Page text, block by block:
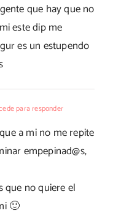
que hay que no
este dip me
es un estupendo
para responder
a mi no me repite
empepinad@s,
que no quiere el
🙂